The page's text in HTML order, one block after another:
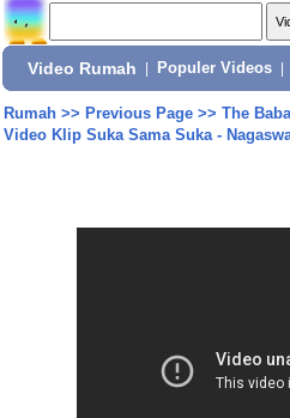
Video Rumah Populer Videos
Rumah>> Previous Page>> The
Video Klip Suka Sama Suka -